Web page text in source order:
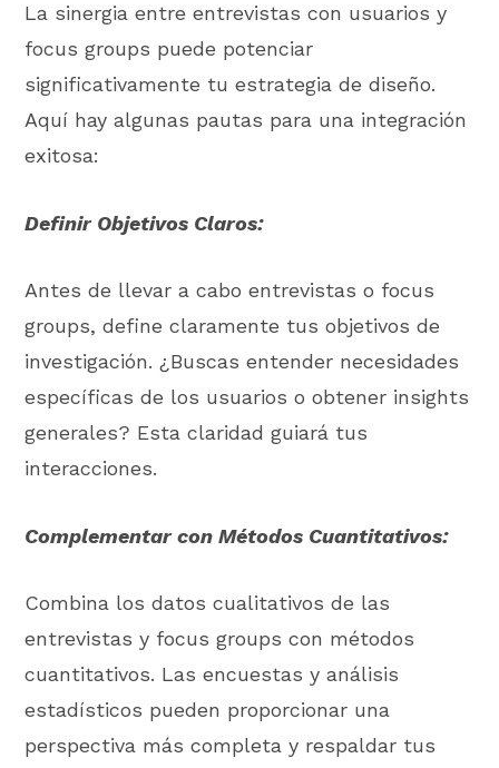
La sinergia entre entrevistas con usuarios y
focus groups puede potenciar
significativamente tu estrategia de diseño.
Aquí hay algunas pautas para una integración
exitosa:
Definir Objetivos Claros:
Antes de llevar a cabo entrevistas o focus
groups, define claramente tus objetivos de
investigación. ¿Buscas entender necesidades
específicas de los usuarios o obtener insights
generales? Esta claridad guiará tus
interacciones.
Complementar con Métodos Cuantitativos:
Combina los datos cualitativos de las
entrevistas y focus groups con métodos
cuantitativos. Las encuestas y análisis
estadísticos pueden proporcionar una
perspectiva más completa y respaldar tus